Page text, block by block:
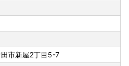
して使用するとスマホでワンス
も「ふるまど」は利用できます
アイアム＞」スマートフォンア
市新屋2丁目5-7